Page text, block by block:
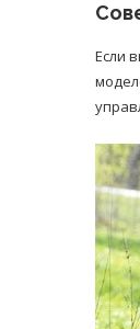
Если